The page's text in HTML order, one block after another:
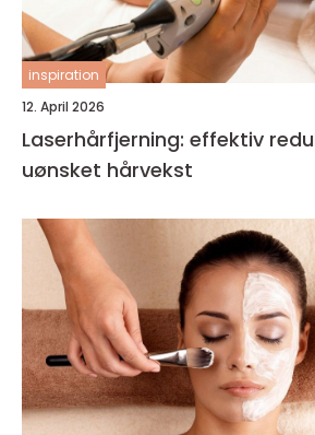
inspiration
12. April 2026
Laserhårfjerning: effektiv
uønsket hårvekst